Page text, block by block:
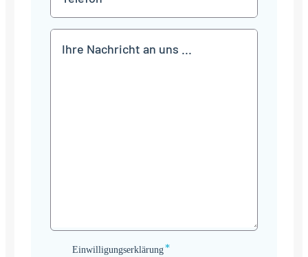
Einwilligungserklärung
Einwilligungserklärung*